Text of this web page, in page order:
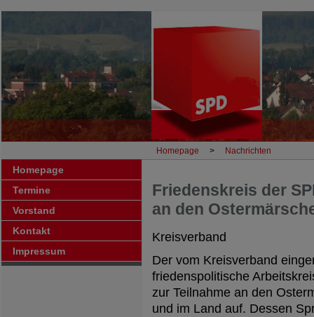
Homepage > Nachrichten
Homepage
Termine
Vorstand
Kontakt
Impressum
Friedenskreis der
an den
Kreisverband
Der vom Kreisverband
friedenspolitische
zur Teilnahme an den
und im Land auf. Dessen